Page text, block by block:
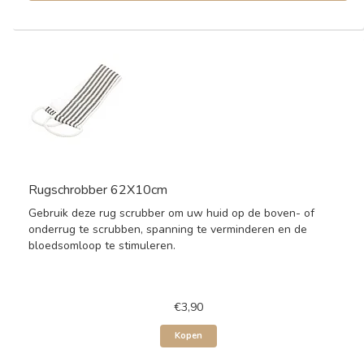
Rugschrobber 62X10cm
Gebruik deze rug scrubber om uw huid op de boven- of
onderrug te scrubben, spanning te verminderen en de
bloedsomloop te stimuleren.
€3,90
Kopen